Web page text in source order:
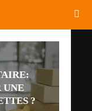
UNE
?